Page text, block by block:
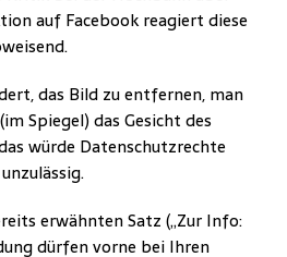
auf Facebook reagiert diese
das Bild zu entfernen, man
Spiegel) das Gesicht des
würde Datenschutzrechte
erwähnten Satz („Zur Info:
dürfen vorne bei Ihren